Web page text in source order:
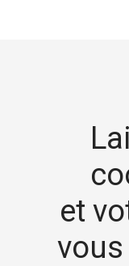
et